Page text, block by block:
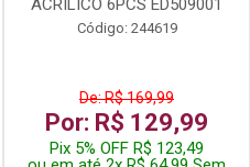
ACRILICO 6PCS ED509001
Código: 244619
De: R$ 169,99
Por: R$ 129,99
Pix 5% OFF R$ 123,49